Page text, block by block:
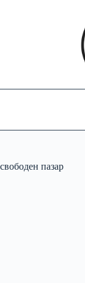
свободен пазар